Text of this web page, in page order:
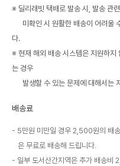
※ 딜리래빗 택배로 발송 시, 발송 관
미확인 시 원활한 배송이 어려울
다.
※ 현재 해외 배송 시스템은 지원하지
는 경우
발생할 수 있는 문제에 대해서는
배송료
5만원 미만일 경우 2,500원의 배
은 무료로 배송해 드립니다.
일부 도서산간지역은 추가 배송비